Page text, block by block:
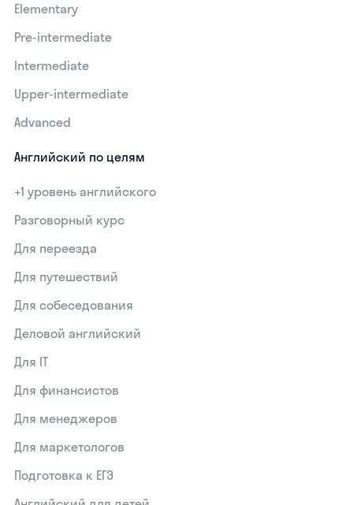
Elementary
Pre-intermediate
Intermediate
Upper-intermediate
Advanced
Английский по целям
+1 уровень английского
Разговорный курс
Для переезда
Для путешествий
Для собеседования
Деловой английский
Для IT
Для финансистов
Для менеджеров
Для маркетологов
Подготовка к ЕГЭ